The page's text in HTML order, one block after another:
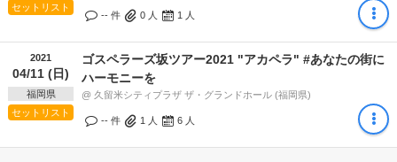
セットリスト
-- 件 0 人 1 人
2021
04/11 (日)
福岡県
セットリスト
ゴスペラーズ坂ツアー2021 "アカペラ" #あなたの街に
ハーモニーを
@ 久留米シティプラザ ザ・グランドホール (福岡県)
-- 件 1 人 6 人